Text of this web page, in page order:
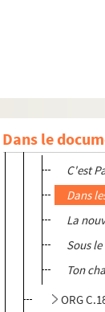
Dans le
ORG
ORG
ORG
ORG
ORG
C'est
Dans
La
Sous
Ton
ORG